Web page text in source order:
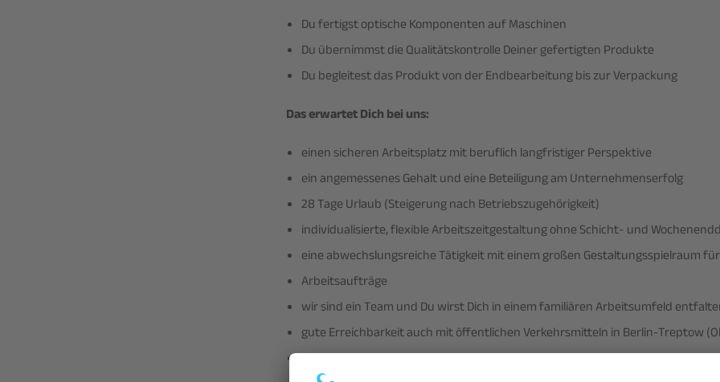
Du fertigst optische Komponenten auf Maschinen
Du übernimmst die Qualitätskontrolle Deiner gefertigten Produkte
Du begleitest das Produkt von der Endbearbeitung bis zur Verpackung
Das erwartet Dich bei uns:
einen sicheren Arbeitsplatz mit beruflich langfristiger Perspektive
ein angemessenes Gehalt und eine Beteiligung am Unternehmenserfolg
28 Tage Urlaub (Steigerung nach Betriebszugehörigkeit)
individualisierte, flexible Arbeitszeitgestaltung ohne Schicht- und
eine abwechslungsreiche Tätigkeit mit einem großen Gestaltungsspielraum
Arbeitsaufträge
wir sind ein Team und Du wirst Dich in einem familiären Arbeitsumfeld
gute Erreichbarkeit auch mit öffentlichen Verkehrsmitteln in Berlin-Treptow
ausreichend Parkplätze in direkter Nähe